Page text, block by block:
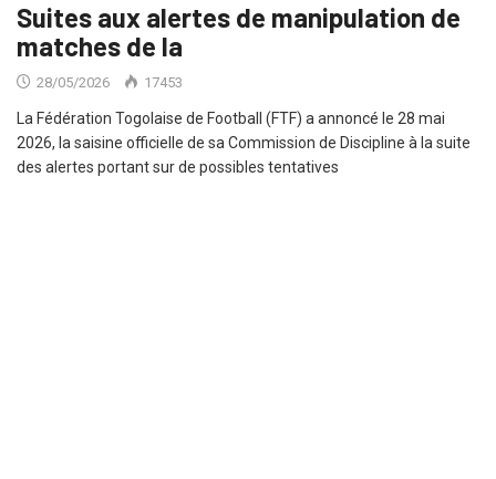
Suites aux alertes de manipulation de
matches de la
28/05/2026 17453
La Fédération Togolaise de Football (FTF) a annoncé le 28 mai
2026, la saisine officielle de sa Commission de Discipline à la suite
des alertes portant sur de possibles tentatives